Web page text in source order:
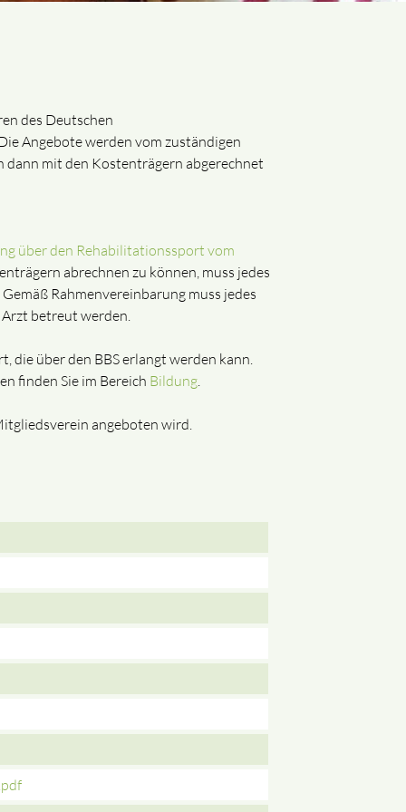
des Deutschen
Angebote werden vom zuständigen
dann mit den Kostenträgern abgerechnet
über den Rehabilitationssport vom
abrechnen zu können, muss jedes
Rahmenvereinbarung muss jedes
betreut werden.
über den BBS erlangt werden kann.
finden Sie im Bereich Bildung.
angeboten wird.